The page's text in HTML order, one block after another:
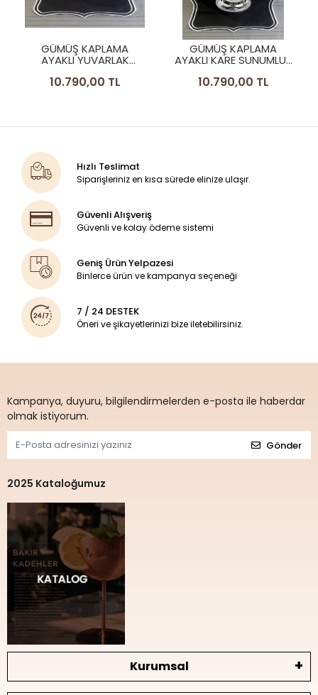
GÜMÜŞ KAPLAMA
AYAKLI KARE SUNUMLUK
MODEL
10.790,00 TL
GÜMÜŞ KAPLAMA KARE
CAMLI SUNUMLUK
İNGİLİZ BORDÜR MODEL
9.990,00 TL
Hızlı Teslimat
Siparişleriniz en kısa sürede elinize ulaşır.
Güvenli Alışveriş
Güvenli ve kolay ödeme sistemi
Geniş Ürün Yelpazesi
Binlerce ürün ve kampanya seçeneği
7 / 24 DESTEK
Öneri ve şikayetlerinizi bize iletebilirsiniz.
Kampanya, duyuru, bilgilendirmelerden e-posta ile haberdar
olmak istiyorum.
Gönder
2025 Kataloğumuz
Kurumsal